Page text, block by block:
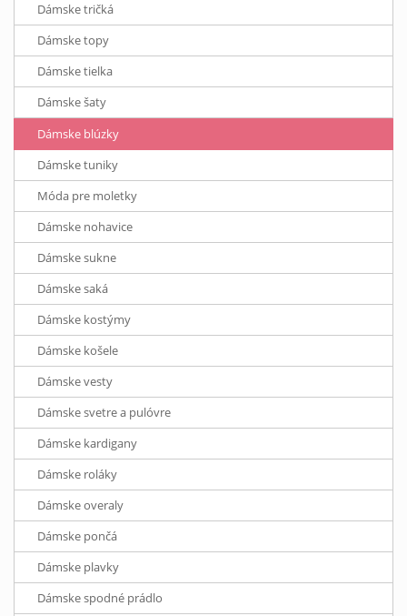
Dámske tričká
Dámske topy
Dámske tielka
Dámske šaty
Dámske blúzky
Dámske tuniky
Móda pre moletky
Dámske nohavice
Dámske sukne
Dámske saká
Dámske kostýmy
Dámske košele
Dámske vesty
Dámske svetre a pulóvre
Dámske kardigany
Dámske roláky
Dámske overaly
Dámske pončá
Dámske plavky
Dámske spodné prádlo